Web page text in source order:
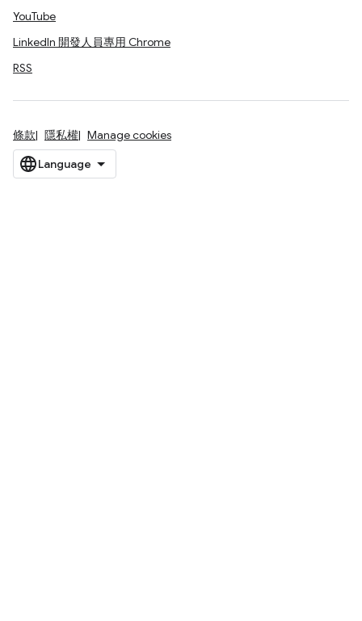
YouTube
LinkedIn 開發人員專用 Chrome
RSS
條款 隱私權 Manage cookies